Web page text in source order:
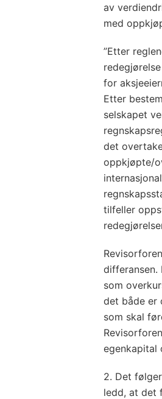
av
med
”Etter
for
Etter
selskapet
det
oppkjøpte/
tilfeller
differansen.
som
det både er
som skal
egenkapital
2. Det
ledd, at det